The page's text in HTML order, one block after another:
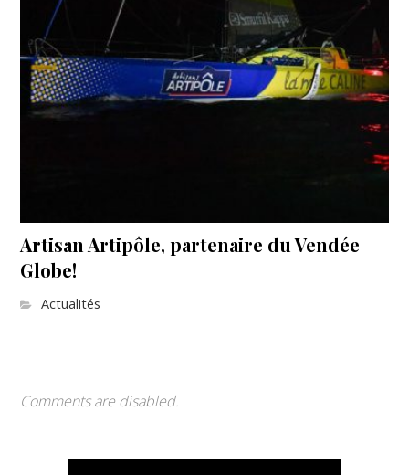
Artisan Artipôle, partenaire du Vendée
Globe!
Actualités
Comments are disabled.